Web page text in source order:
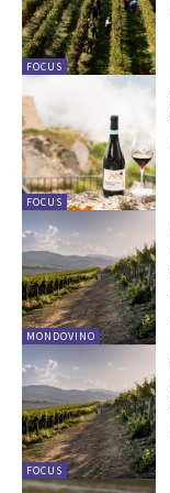
FOCUS
FOCUS
MONDOVINO
FOCUS